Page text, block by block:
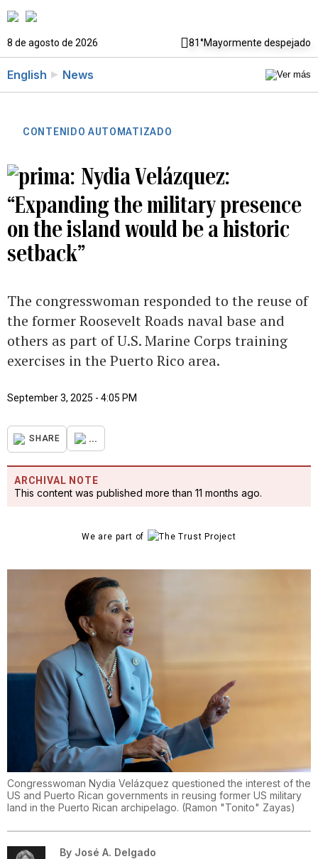
8 de agosto de 2026 81°Mayormente despejado
English News
CONTENIDO AUTOMATIZADO
Nydia Velázquez:
“Expanding the military presence
on the island would be a historic
setback”
The congresswoman responded to the reuse of
the former Roosevelt Roads naval base and
others as part of U.S. Marine Corps training
exercises in the Puerto Rico area.
September 3, 2025 - 4:05 PM
SHARE ...
ARCHIVAL NOTE
This content was published more than 11 months ago.
We are part of
Congresswoman Nydia Velázquez questioned the interest of the
US and Puerto Rican governments in reusing former US military
land in the Puerto Rican archipelago. (Ramon "Tonito" Zayas)
By José A. Delgado